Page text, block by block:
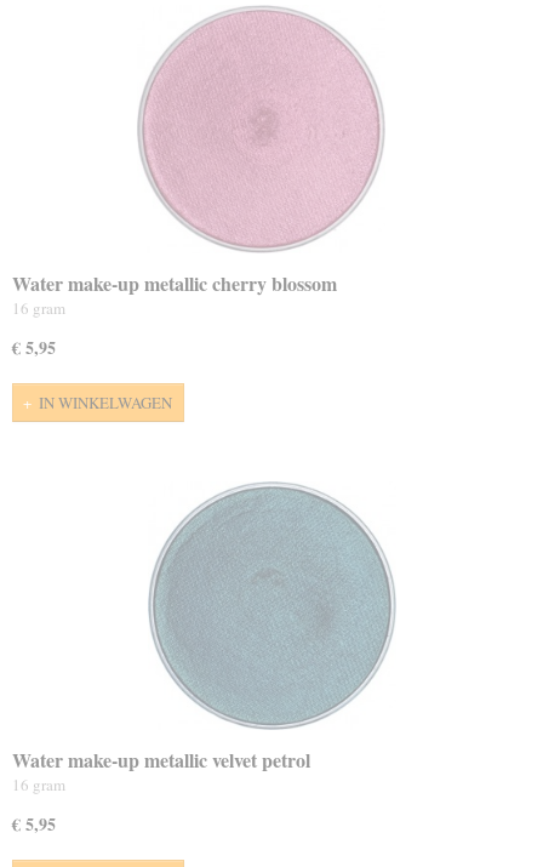
Water make-up metallic cherry blossom
16 gram
€ 5,95
IN WINKELWAGEN
Water make-up metallic velvet petrol
16 gram
€ 5,95